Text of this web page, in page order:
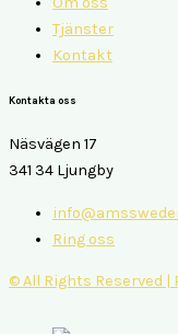
Tjänster
Kontakt
Kontakta oss
Näsvägen 17
341 34 Ljungby
Ring oss
© All Rights Reserved |